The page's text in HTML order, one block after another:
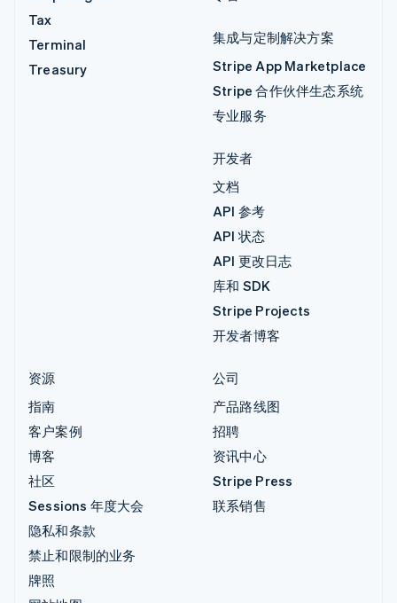
Tax
Terminal
Treasury
集成与定制解决方案
Stripe App Marketplace
Stripe 合作伙伴生态系统
专业服务
开发者
文档
API 参考
API 状态
API 更改日志
库和 SDK
Stripe Projects
开发者博客
资源
指南
客户案例
博客
社区
Sessions 年度大会
隐私和条款
禁止和限制的业务
牌照
公司
产品路线图
招聘
资讯中心
Stripe Press
联系销售